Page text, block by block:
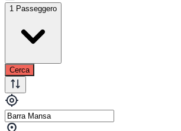
1 Passeggero
Cerca